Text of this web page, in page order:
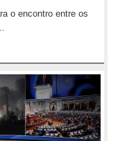
o encontro entre os